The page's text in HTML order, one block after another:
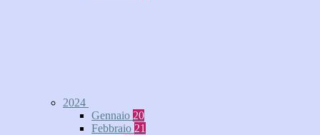
2024
Gennaio 20
Febbraio 21